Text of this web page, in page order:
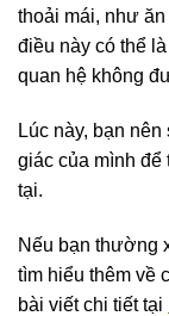
thoải mái, như
điều này có thể
quan hệ không
Lúc này, bạn
giác của mình để
tại.
Nếu bạn thường
tìm hiểu thêm về
bài viết chi tiết tại